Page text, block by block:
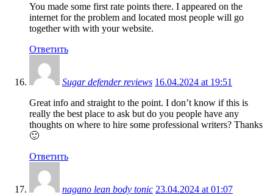
You made some first rate points there. I appeared on the
internet for the problem and located most people will go
together with with your website.
Ответить
Sugar defender reviews 16.04.2024 at 19:51
Great info and straight to the point. I don’t know if this is
really the best place to ask but do you people have any
thoughts on where to hire some professional writers? Thanks
🙂
Ответить
nagano lean body tonic 23.04.2024 at 01:07